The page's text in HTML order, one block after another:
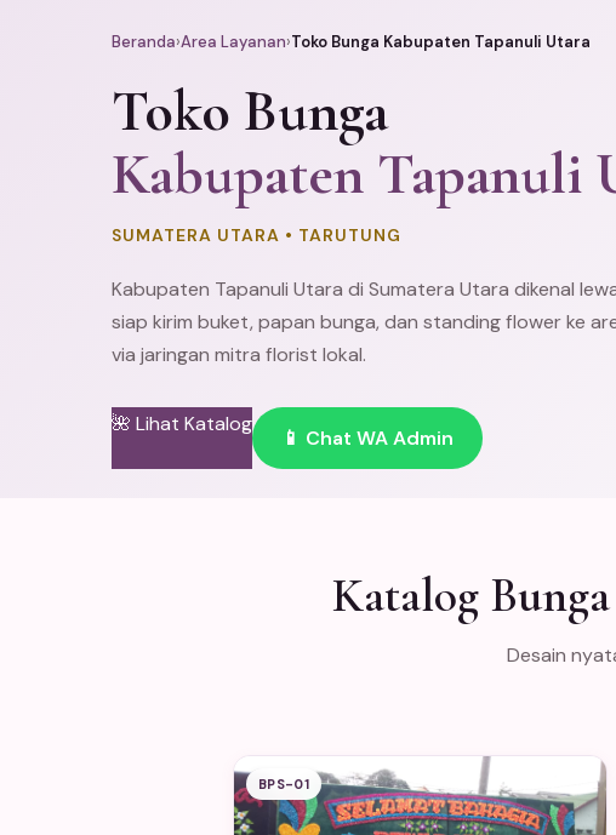
Beranda›Area Layanan›Toko Bunga Kabupaten Tapanuli Utara
Toko Bunga
Kabupaten Tapanuli
SUMATERA UTARA • TARUTUNG
Kabupaten Tapanuli Utara di Sumatera Utara dikenal
siap kirim buket, papan bunga, dan standing flowerke
via jaringan mitra florist lokal.
🌺 Lihat Katalog
📱 Chat WA Admin
Katalog
Desain
BPS-01